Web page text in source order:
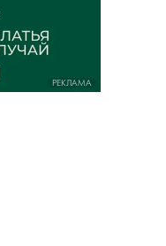
РЕКЛАМА